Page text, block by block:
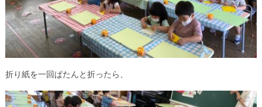
折り紙を一回ぱたんと折ったら、